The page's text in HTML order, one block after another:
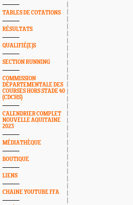
TABLES DE COTATIONS
RÉSULTATS
QUALIFIÉ(E)S
SECTION RUNNING
COMMISSION
DÉPARTEMENTALE DES
COURSES HORS STADE 40
(CDCHS)
CALENDRIER COMPLET
NOUVELLE AQUITAINE
2023
MÉDIATHÈQUE
BOUTIQUE
LIENS
CHAINE YOUTUBE FFA